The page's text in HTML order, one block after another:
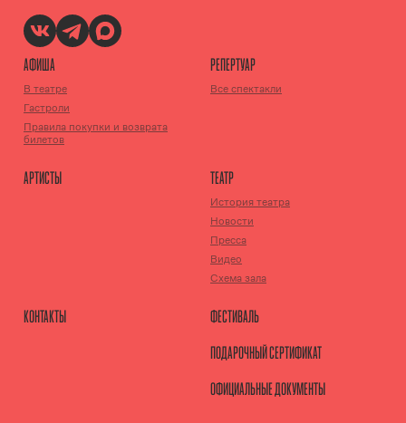
АФИША
В театре
Гастроли
Правила покупки и возврата
билетов
РЕПЕРТУАР
Все спектакли
АРТИСТЫ ТЕАТР
История театра
Новости
Пресса
Видео
Схема зала
КОНТАКТЫ
ФЕСТИВАЛЬ
ПОДАРОЧНЫЙ СЕРТИФИКАТ
ОФИЦИАЛЬНЫЕ ДОКУМЕНТЫ